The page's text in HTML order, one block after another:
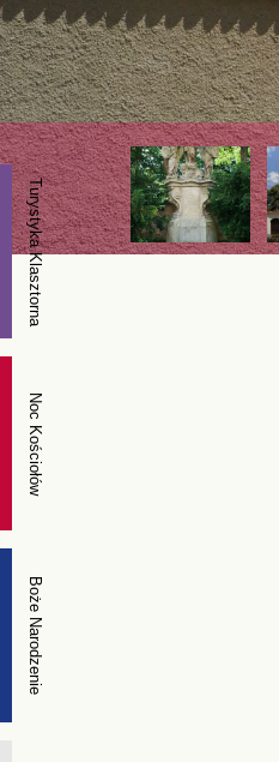
Turystyka Klasztorna
Noc Kościołów
Boże Narodzenie